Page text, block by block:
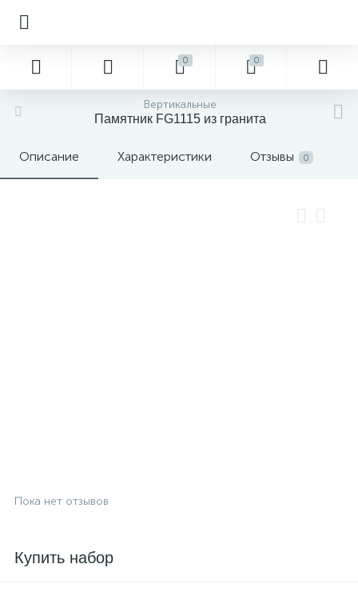
0 0
Вертикальные
Памятник FG1115 из гранита
Описание Характеристики Отзывы 0
Пока нет отзывов
Купить набор